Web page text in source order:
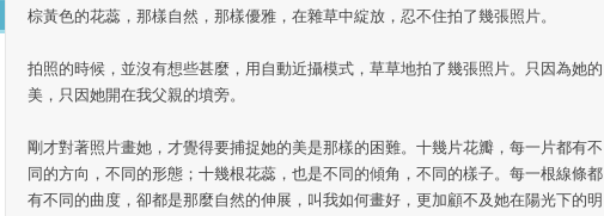
棕黃色的花蕊，那樣自然，那樣優雅，在雜草中綻放，忍不住拍了幾張照片。
拍照的時候，並沒有想些甚麼，用自動近攝模式，草草地拍了幾張照片。只因為她的
美，只因她開在我父親的墳旁。
剛才對著照片畫她，才覺得要捕捉她的美是那樣的困難。十幾片花瓣，每一片都有不
同的方向，不同的形態；十幾根花蕊，也是不同的傾角，不同的樣子。每一根線條都
有不同的曲度，卻都是那麼自然的伸展，叫我如何畫好，更加顧不及她在陽光下的明